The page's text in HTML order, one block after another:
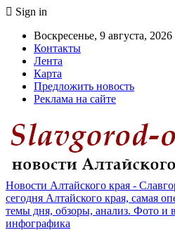
Sign in
Воскресенье, 9 августа, 2026
Контакты
Лента
Карта
Предложить новость
Реклама на сайте
Новости Алтайского края -
сегодня Алтайского края, самая
темы дня, обзоры, анализ. Фото и
инфографика